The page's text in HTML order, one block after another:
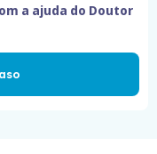
a ajuda do Doutor